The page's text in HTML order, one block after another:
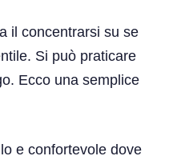
il concentrarsi su se
Si può praticare
Ecco una semplice
e confortevole dove